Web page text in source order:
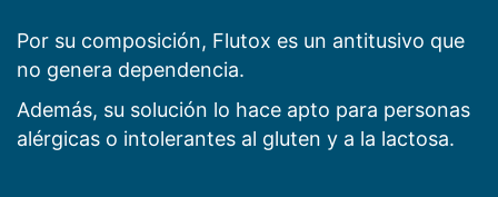
Por su composición, Flutox es un antitusivo que
no genera dependencia.
Además, su solución lo hace apto para personas
alérgicas o intolerantes al gluten y a la lactosa.